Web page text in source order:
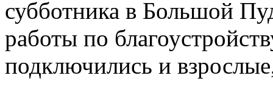
субботника в Большой
работы по
подключились и